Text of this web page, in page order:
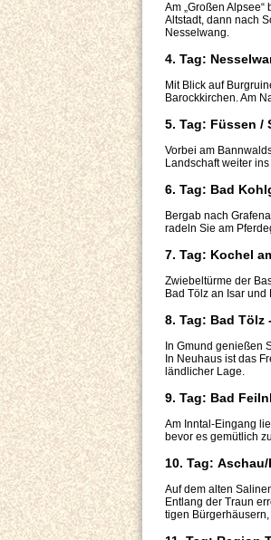
Am „Großen
Altstadt, dann nach
Nesselwang.
4. Tag:
Mit Blick auf
Barockkirchen. Am
5. Tag: Füssen /
Vorbei am
Landschaft weiter
6. Tag: Bad
Bergab nach
radeln Sie am
7. Tag: Kochel
Zwiebeltürme der
Bad Tölz an Isar
8. Tag: Bad Tölz
In Gmund genießen
In Neuhaus ist das
ländlicher Lage.
9. Tag: Bad
Am Inntal-Eingang
bevor es gemütlich
10. Tag:
Auf dem alten
Entlang der Traun
tigen